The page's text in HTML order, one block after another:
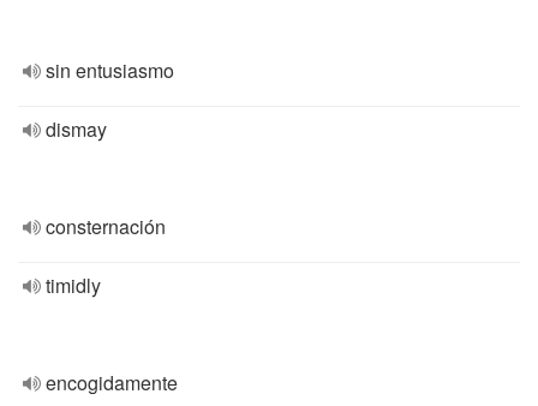
sin entusiasmo
dismay
consternación
timidly
encogidamente